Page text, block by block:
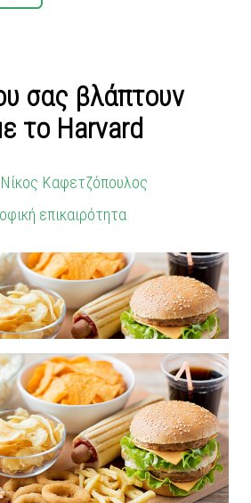
σας βλάπτουν
το Harvard
Νίκος Καφετζόπουλος
επικαιρότητα